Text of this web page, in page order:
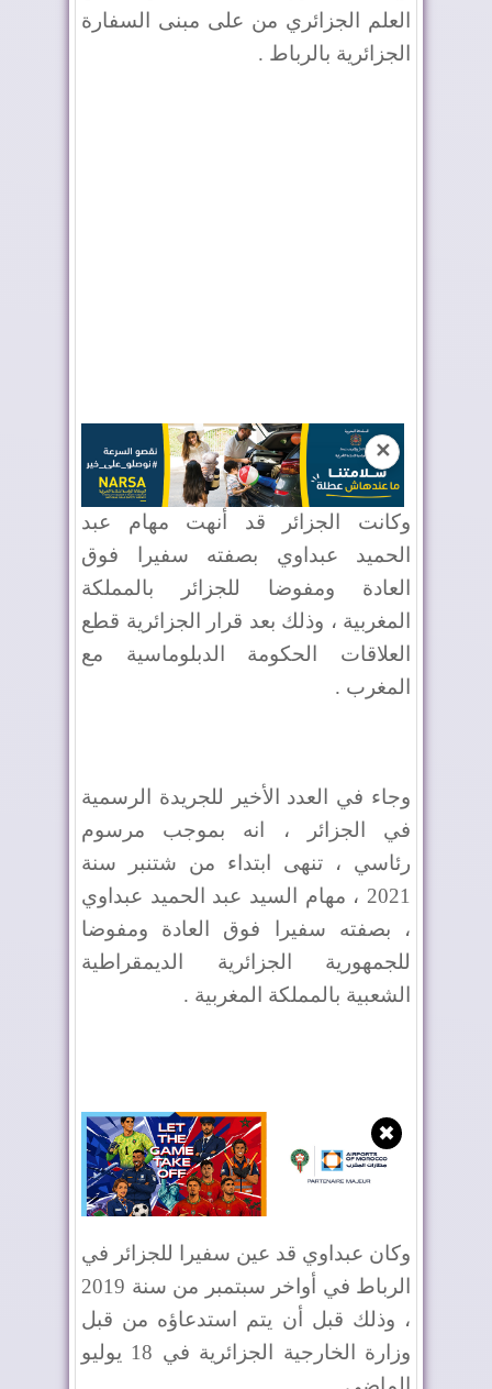
العلم الجزائري من على مبنى السفارة
الجزائرية بالرباط .
✕
وكانت الجزائر قد أنهت مهام عبد
الحميد عبداوي بصفته سفيرا فوق
العادة ومفوضا للجزائر بالمملكة
المغربية ، وذلك بعد قرار الجزائرية قطع
العلاقات الحكومة الدبلوماسية مع
المغرب .
وجاء في العدد الأخير للجريدة الرسمية
في الجزائر ، انه بموجب مرسوم
رئاسي ، تنهى ابتداء من شتنبر سنة
2021 ، مهام السيد عبد الحميد عبداوي
، بصفته سفيرا فوق العادة ومفوضا
للجمهورية الجزائرية الديمقراطية
الشعبية بالمملكة المغربية .
✖
وكان عبداوي قد عين سفيرا للجزائر في
الرباط في أواخر سبتمبر من سنة 2019
، وذلك قبل أن يتم استدعاؤه من قبل
وزارة الخارجية الجزائرية في 18 يوليو